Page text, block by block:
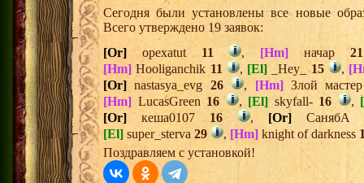
Сегодня были установлены все новые
Всего утверждено 19 заявок:
[Or] opexatut 11 , [Hm] начар 21
[Hm] Hooliganchik 11 , [El] _Hey_15 ,
[Or] nastasya_evg 26 , [Hm]Злой
[Hm] LucasGreen 16 , [El] skyfall- 16 ,
[Or] кеша0107 16 , [Or]СанябА
[El] super_sterva 29 , [Hm] knight of darkness
Поздравляем с установкой!